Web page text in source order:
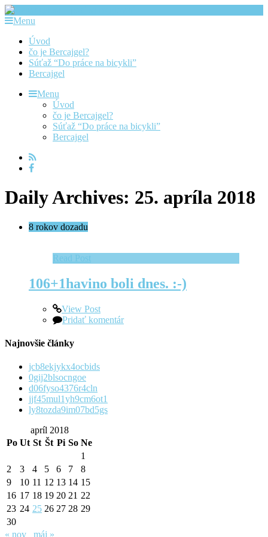
Menu
Úvod
čo je Bercajgel?
Súťaž “Do práce na bicykli”
Bercajgel
Menu
Úvod
čo je Bercajgel?
Súťaž “Do práce na bicykli”
Bercajgel
Daily Archives: 25. apríla 2018
8 rokov dozadu
Read Post
106+1havino boli dnes. :-)
View Post
Pridať komentár
Najnovšie články
jcb8ekjykx4ocbids
0gij2blsocngoe
d06fyso4376r4cln
jjf45mul1yh9cm6ot1
ly8tozda9im07bd5gs
apríl 2018
Po Ut St Št Pi So Ne
1
2
3 4 5 6 7
8
9
10 11 12 13 14 15
16 17 18 19 20 21 22
23 24 25 26 27 28 29
30
« nov
máj »